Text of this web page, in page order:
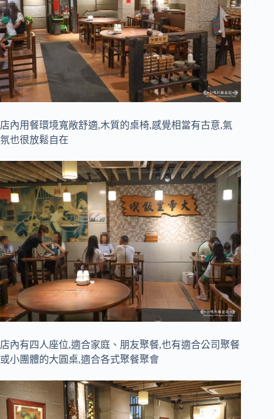
店內用餐環境寬敞舒適,木質的桌椅,感覺相當有古意,氣
氛也很放鬆自在
店內有四人座位,適合家庭、朋友聚餐,也有適合公司聚餐
或小團體的大圓桌,適合各式聚餐聚會